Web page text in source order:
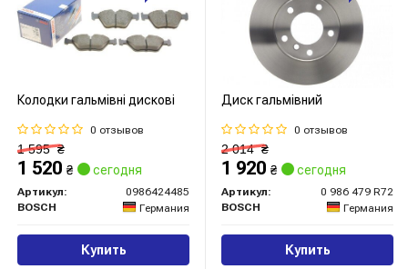
Колодки гальмівні дискові
0 отзывов
1 595₴
1 520 ₴ сегодня
Артикул:
0986424485
BOSCH
Германия
Купить
Диск гальмівний
0 отзывов
2 014₴
1 920 ₴ сегодня
Артикул:
0 986 479 R72
BOSCH
Германия
Купить